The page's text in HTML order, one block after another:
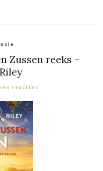
Zussen reeks –
reacties